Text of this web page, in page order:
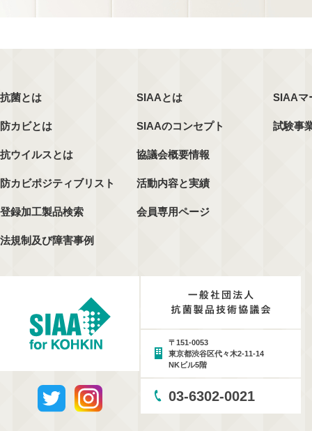
抗菌とは
防カビとは
抗ウイルスとは
防カビポジティブリスト
登録加工製品検索
法規制及び障害事例
SIAAとは
SIAAのコンセプト
協議会概要情報
活動内容と実績
会員専用ページ
SIAAマ
試験事
〒151-0053
東京都渋谷区代々木2-11-14
NKビル5階
03-6302-0021